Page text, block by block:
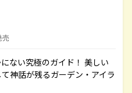
売
ない究極のガイド！ 美しい
神話が残るガーデン・アイラ